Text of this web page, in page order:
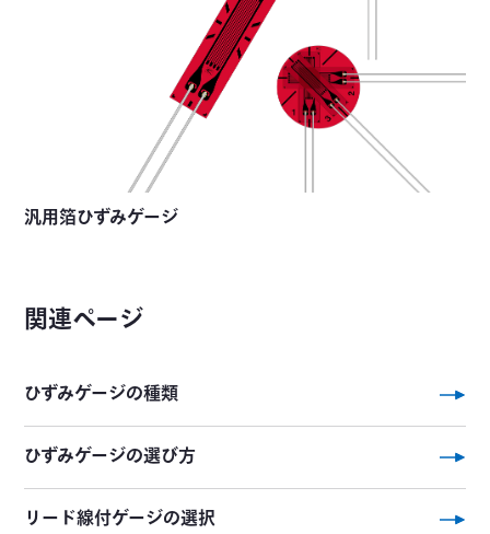
汎用箔ひずみゲージ
関連ページ
ひずみゲージの種類
ひずみゲージの選び方
リード線付ゲージの選択